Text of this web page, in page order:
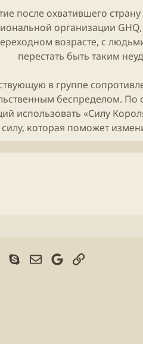
после охватившего
организации
возрасте, с людьми
перестать быть таким
в группе
беспределом. По
использовать «Силу
которая поможет
SkypeЭлектронная почта
GoogleСсылка